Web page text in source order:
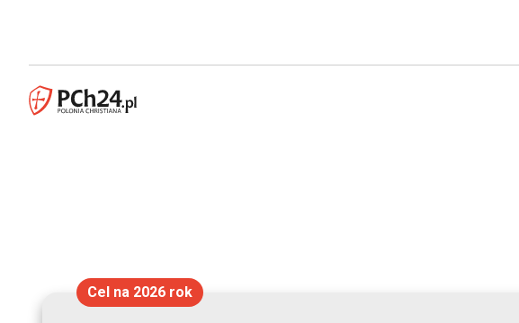
Cel na 2026 rok